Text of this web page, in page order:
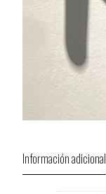
Información adicional